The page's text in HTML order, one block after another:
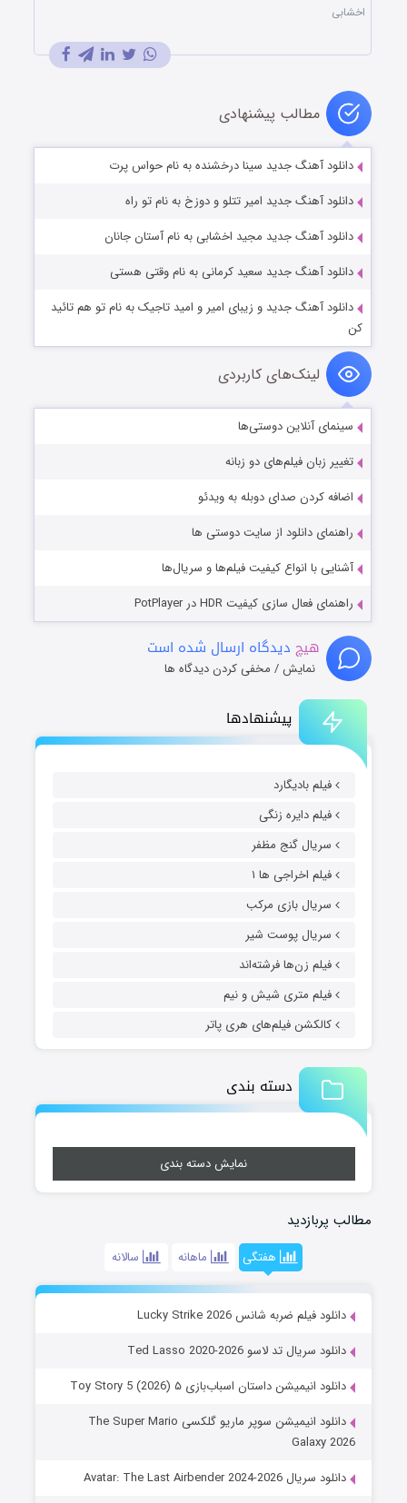
پیشنهادها
فیلم بادیگارد
فیلم دایره زنگی
سریال گنج مظفر
فیلم اخراجی ها ۱
سریال بازی مرکب
سریال پوست شیر
فیلم زن‌ها فرشته‌اند
فیلم متری شیش و نیم
کالکشن فیلم‌های هری پاتر
دسته بندی
نمایش دسته بندی
مطالب پربازدید
هفتگی ماهانه سالانه
دانلود فیلم ضربه شانس Lucky Strike 2026
دانلود سریال تد لاسو Ted Lasso 2020-2026
دانلود انیمیشن داستان اسباب‌بازی ۵ Toy Story 5 (2026)
دانلود انیمیشن سوپر ماریو گلکسی The Super Mario
Galaxy 2026
دانلود سریال Avatar: The Last Airbender 2024-2026
اخشابی
مطالب پیشنهادی
دانلود آهنگ جدید سینا درخشنده به نام حواس پرت
دانلود آهنگ جدید امیر تتلو و دوزخ به نام تو راه
دانلود آهنگ جدید مجید اخشابی به نام آستان جانان
دانلود آهنگ جدید سعید کرمانی به نام وقتی هستی
دانلود آهنگ جدید و زیبای امیر و امید تاجیک به نام تو هم تائید
کن
لینک‌های کاربردی
سینمای آنلاین دوستی‌ها
تغییر زبان فیلم‌های دو زبانه
اضافه کردن صدای دوبله به ویدئو
راهنمای دانلود از سایت دوستی ها
آشنایی با انواع کیفیت فیلم‌ها و سریال‌ها
راهنمای فعال سازی کیفیت HDR در PotPlayer
هیچ دیدگاه ارسال شده است
نمایش / مخفی کردن دیدگاه ها